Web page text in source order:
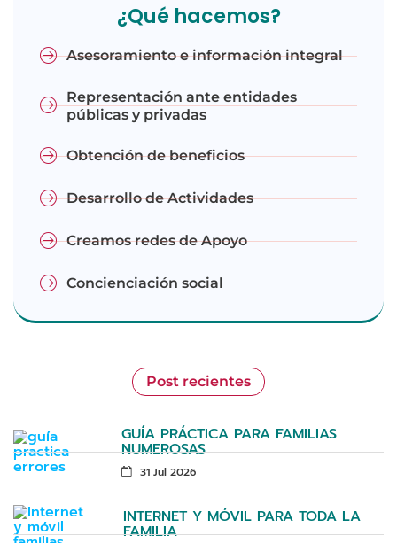
¿Qué hacemos?
Asesoramiento e información integral
Representación ante entidades
públicas y privadas
Obtención de beneficios
Desarrollo de Actividades
Creamos redes de Apoyo
Concienciación social
Post recientes
GUÍA PRÁCTICA PARA FAMILIAS
NUMEROSAS
31 Jul 2026
INTERNET Y MÓVIL PARA TODA LA
FAMILIA